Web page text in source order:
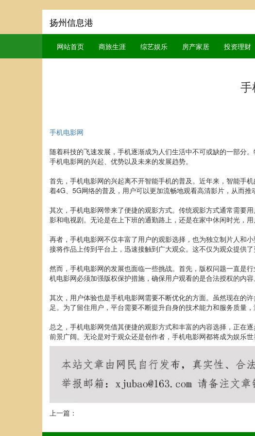
扬州信息港
网站首页 商旅生涯 综艺娱乐 房产家居 投资理财
手机电影网
随着科技的飞速发展，手机逐渐成为人们生活中不可或缺的一部分
手机电影网的兴起、优势以及未来的发展趋势。
首先，手机电影网的兴起离不开智能手机的普及。近年来，智能手
着4G、5G网络的普及，用户可以更加流畅地观看高清影片，从而推
其次，手机电影网带来了便捷的观影方式。传统观影方式通常需要
影和电视剧。无论是在上下班的通勤路上，还是在家中休闲时光，
再者，手机电影网不仅丰富了用户的观影选择，也为独立制片人和
接将作品上传到平台上，迅速接触到广大观众。这不仅为观众提供
然而，手机电影网的发展也面临一些挑战。首先，版权问题一直是
机电影网必须加强版权保护措施，确保用户观看的是合法授权的内容
其次，用户体验也是手机电影网需要不断优化的方面。虽然现在的
足。为了留住用户，平台需要不断提升自身的技术能力和服务质量，
总之，手机电影网凭借其便捷的观影方式和丰富的内容选择，正在
前景广阔。无论是对于观众还是创作者，手机电影网都将成为娱乐世
上一篇：